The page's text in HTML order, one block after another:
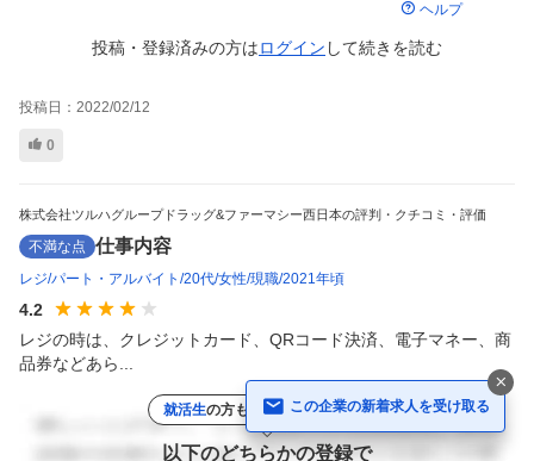
ヘルプ
投稿・登録済みの方はログイン して続きを読む
投稿日： 2022/02/12
0
株式会社ツルハグループドラッグ&ファーマシー西日本の評判・クチコミ・評価
不満な点 仕事内容
レジ パート・アルバイト 20代 女性 現職 2021年頃
4.2
レジの時は、クレジットカード、QRコード決済、電子マネー、商
品券などあら...
就活生の方もクチコミ投稿OK！
以下のどちらかの登録で
この企業の新着求人を受け取る